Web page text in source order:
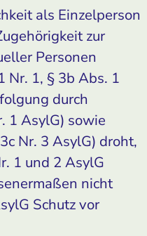
als Einzelperson
zur
Personen
Nr. 1, § 3b Abs. 1
durch
1 AsylG) sowie
Nr. 3 AsylG) droht,
1 und 2 AsylG
nicht
Schutz vor